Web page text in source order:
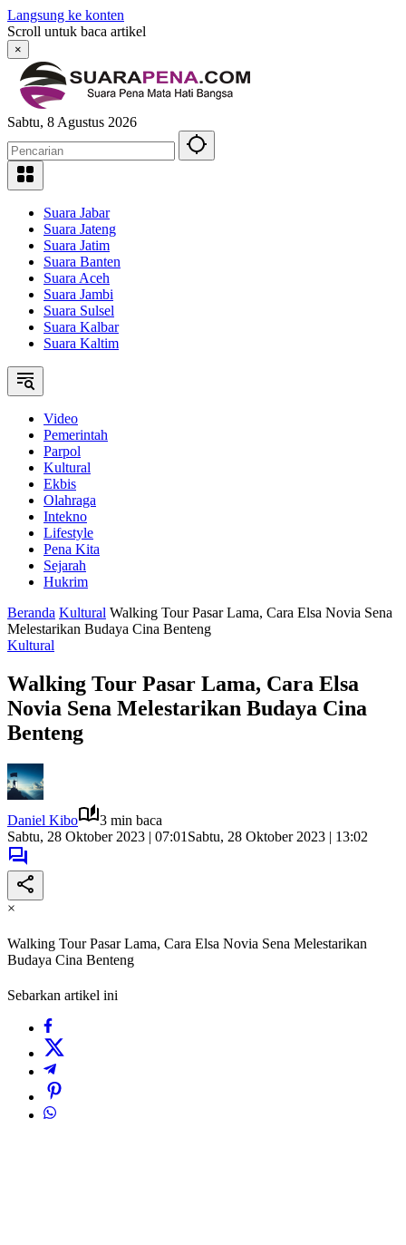
Langsung ke konten
Scroll untuk baca artikel
×
Sabtu, 8 Agustus 2026
Suara Jabar
Suara Jateng
Suara Jatim
Suara Banten
Suara Aceh
Suara Jambi
Suara Sulsel
Suara Kalbar
Suara Kaltim
Video
Pemerintah
Parpol
Kultural
Ekbis
Olahraga
Intekno
Lifestyle
Pena Kita
Sejarah
Hukrim
Beranda Kultural Walking Tour Pasar Lama, Cara Elsa Novia Sena
Melestarikan Budaya Cina Benteng
Kultural
Walking Tour Pasar Lama, Cara Elsa
Novia Sena Melestarikan Budaya Cina
Benteng
Daniel Kibo
3 min baca
Sabtu, 28 Oktober 2023 | 07:01 Sabtu, 28 Oktober 2023 | 13:02
×
Walking Tour Pasar Lama, Cara Elsa Novia Sena Melestarikan
Budaya Cina Benteng
Sebarkan artikel ini